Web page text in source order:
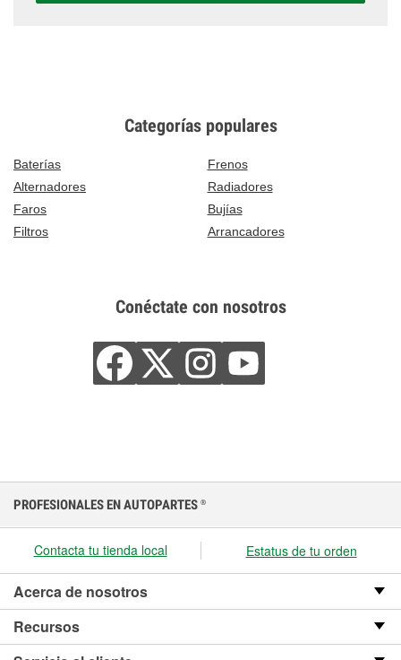
Categorías populares
Baterías
Frenos
Alternadores
Radiadores
Faros
Bujías
Filtros
Arrancadores
Conéctate con nosotros
PROFESIONALES EN AUTOPARTES ®
Contacta tu tienda local Estatus de tu orden
Acerca de nosotros
Recursos